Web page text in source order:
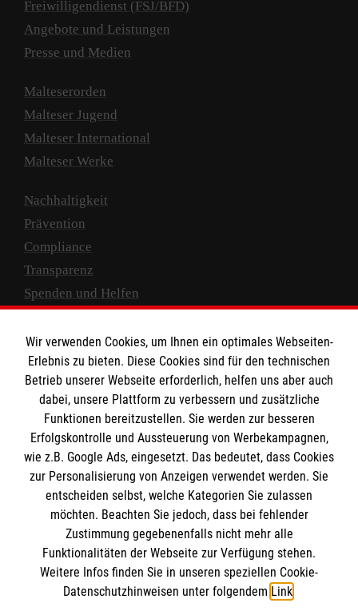
Freiwilligendienst (FSJ/BFD)
Angebote und Leistungen
Presse und Medien
Malteserorden
Malteser Jugend
Malteser International
Malteser Werke
Nachhaltigkeit
Prävention
Compliance
Transparenz
Spenden und Helfen
Empfänger: Malteser Hilfsdienst e.V.
IBAN: DE10 3706 0120 1201 2000 12
BIC: GENODED 1PA7
Newsletter abonnieren
Wir verwenden Cookies, um Ihnen ein optimales Webseiten-
Erlebnis zu bieten. Diese Cookies sind für den technischen
Betrieb unserer Webseite erforderlich, helfen uns aber auch
dabei, unsere Plattform zu verbessern und zusätzliche
Funktionen bereitzustellen. Sie werden zur besseren
Erfolgskontrolle und Aussteuerung von Werbekampagnen,
wie z.B. Google Ads, eingesetzt. Das bedeutet, dass Cookies
zur Personalisierung von Anzeigen verwendet werden. Sie
entscheiden selbst, welche Kategorien Sie zulassen
möchten. Beachten Sie jedoch, dass bei fehlender
Zustimmung gegebenenfalls nicht mehr alle
Funktionalitäten der Webseite zur Verfügung stehen.
Weitere Infos finden Sie in unseren speziellen Cookie-
Datenschutzhinweisen unter folgendem Link.